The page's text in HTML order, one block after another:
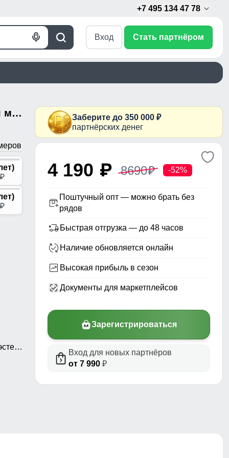
+7 495 134 47 78
Поиск
Голосовой
Вход Стать партнёром
Парка зимняя подростковая для мальчика с капюшоном коричневого цвета 9539K
p
p
Заберите до 350 000 ₽
партнёрских денег
4 190 p 8690p -52%
Поштучный опт — можно брать без
рядов
Быстрая отгрузка — до 48 часов
Наличие обновляется онлайн
Высокая прибыль в сезон
Документы для маркетплейсов
Зарегистрироваться
Вход для новых партнёров
от 7 990 ₽